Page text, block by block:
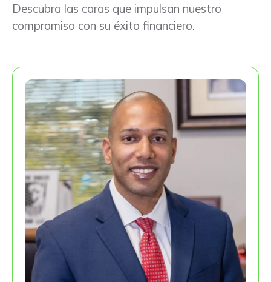
Descubra las caras que impulsan nuestro
compromiso con su éxito financiero.